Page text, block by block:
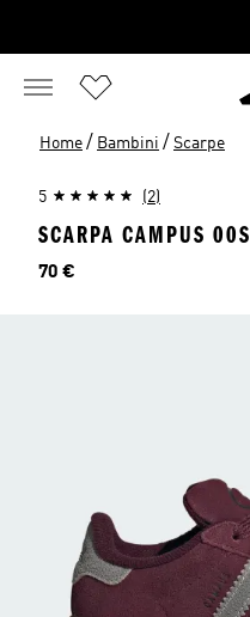
Home / Bambini / Scarpe
5 (2)
SCARPA CAMPUS 00S
Prezzo
70 €